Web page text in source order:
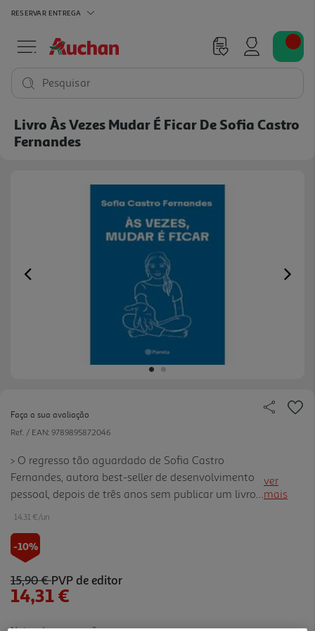
RESERVAR ENTREGA
Pesquisar
Livro Às Vezes Mudar É Ficar De Sofia Castro
Fernandes
Previous
Faça a sua avaliação
Ref. / EAN: 9789895872046
> O regresso tão aguardado de Sofia Castro
Fernandes, autora best-seller de desenvolvimento
pessoal, depois de três anos sem publicar um livro.
> Um livro pessoal e intimista, no qual faz uma
mudança, escr evendo sobre as fases que muitas
mulheres atravessam em silêncio, como a pressa
em que vivemos, a funcionalidade das nossas
vidas, as mudanças do nosso corpo, a irritação e a
ver
mais
14.31 €/un
-10%
15,90 €PVP de editor
14,31 €